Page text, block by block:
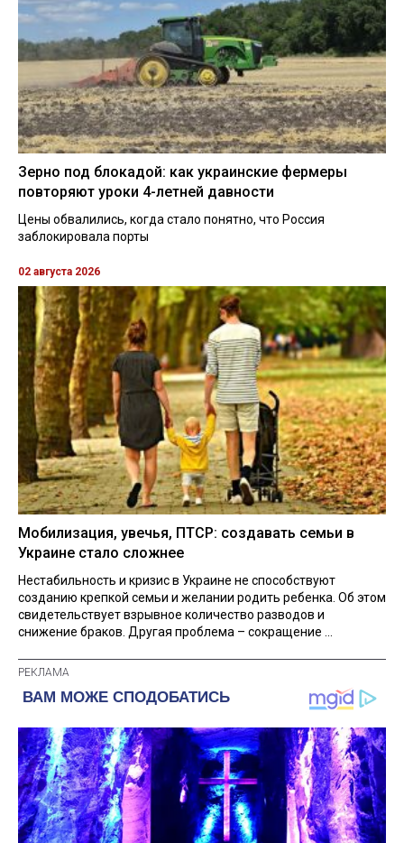
Зерно под блокадой: как украинские фермеры
повторяют уроки 4-летней давности
Цены обвалились, когда стало понятно, что Россия
заблокировала порты
02 августа 2026
Мобилизация, увечья, ПТСР: создавать семьи в
Украине стало сложнее
Нестабильность и кризис в Украине не способствуют
созданию крепкой семьи и желании родить ребенка. Об этом
свидетельствует взрывное количество разводов и
снижение браков. Другая проблема – сокращение ...